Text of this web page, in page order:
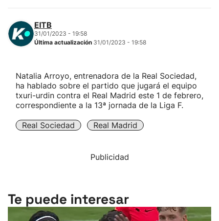
"Helmuga"
EITB
31/01/2023 - 19:58
Última actualización 31/01/2023 - 19:58
Natalia Arroyo, entrenadora de la Real Sociedad,
ha hablado sobre el partido que jugará el equipo
txuri-urdin contra el Real Madrid este 1 de febrero,
correspondiente a la 13ª jornada de la Liga F.
Real Sociedad Real Madrid
Publicidad
Te puede interesar